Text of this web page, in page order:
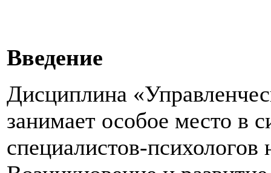
Введение
Дисциплина
занимает особое место в
специалистов-психологов